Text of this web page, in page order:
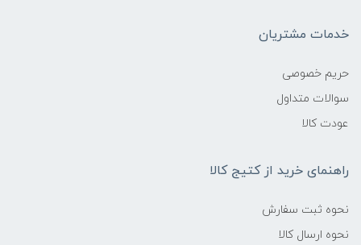
خدمات مشتریان
حریم خصوصی
سوالات متداول
عودت کالا
راهنمای خرید از کتیج کالا
نحوه ثبت سفارش
نحوه ارسال کالا